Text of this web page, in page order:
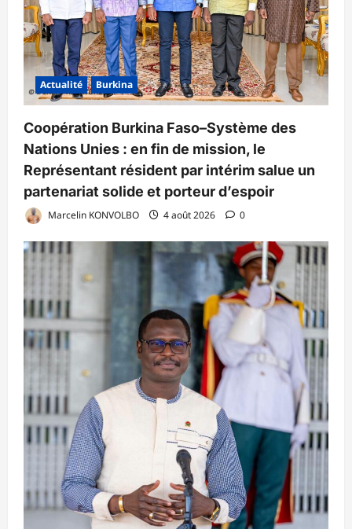
Actualité Burkina
Coopération Burkina Faso–Système des
Nations Unies : en fin de mission, le
Représentant résident par intérim salue un
partenariat solide et porteur d’espoir
Marcelin KONVOLBO 4 août 2026 0